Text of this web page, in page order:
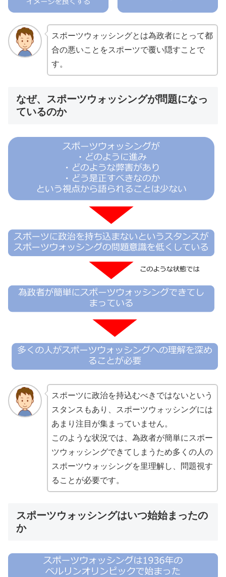
スポーツウォッシングとは為政者にとって都
合の悪いことをスポーツで覆い隠すことで
す。
なぜ、スポーツウォッシングが問題になっ
ているのか
スポーツに政治を持込むべきではないという
スタンスもあり、スポーツウォッシングには
あまり注目が集まっていません。
このような状況では、為政者が簡単にスポー
ツウォッシングできてしまうため多くの人の
スポーツウォッシングを里理解し、問題視す
ることが必要です。
スポーツウォッシングはいつ始始まったの
か